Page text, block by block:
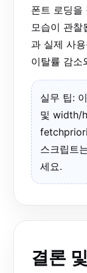
폰트 로딩을
모습이 관찰
과 실제 사
이탈률 감소
실무 팁:
및 width/
스크립트
세요.
결론